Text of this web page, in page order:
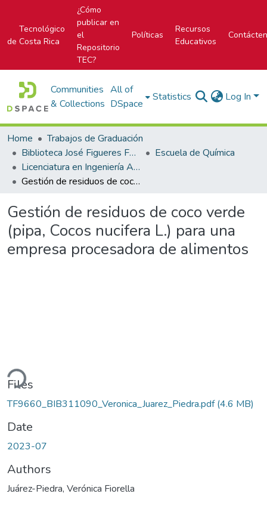
Tecnológico
de Costa Rica
¿Cómo
publicar en
el
Repositorio
TEC?
Políticas
Recursos
Educativos
Communities
& Collections
All of
DSpace
Statistics Log In
Home
Trabajos de Graduación
Biblioteca José Figueres Ferrer
Escuela de Química
Licenciatura en Ingeniería Ambiental
Gestión de residuos de coco verde (pipa, Cocos nucifera L.) para una empresa procesadora de alimentos
Gestión de residuos de coco verde
(pipa, Cocos nucifera L.) para una
empresa procesadora de alimentos
Files
TF9660_BIB311090_Veronica_Juarez_Piedra.pdf(4.6 MB)
Date
2023-07
Authors
Juárez-Piedra, Verónica Fiorella